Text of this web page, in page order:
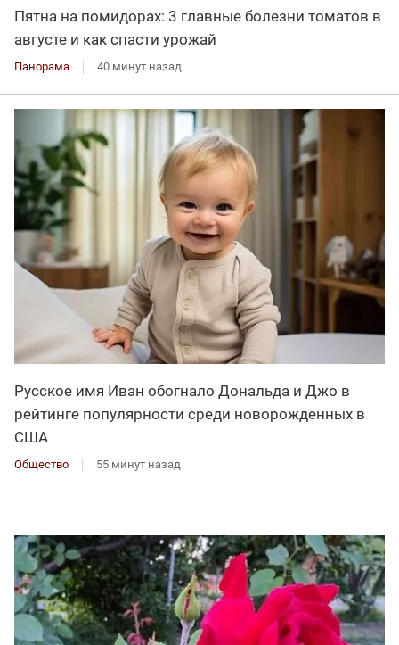
Пятна на помидорах: 3 главные болезни томатов в
августе и как спасти урожай
Панорама 40 минут назад
Русское имя Иван обогнало Дональда и Джо в
рейтинге популярности среди новорожденных в
США
Общество 55 минут назад